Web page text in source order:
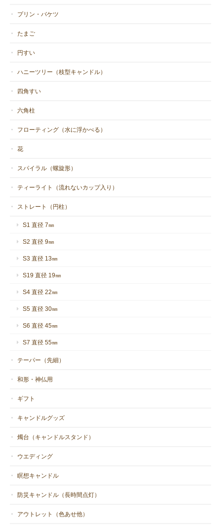
プリン・バケツ
たまご
円すい
ハニーツリー（枝型キャンドル）
四角すい
六角柱
フローティング（水に浮かべる）
花
スパイラル（螺旋形）
ティーライト（流れないカップ入り）
ストレート（円柱）
S1 直径 7㎜
S2 直径 9㎜
S3 直径 13㎜
S19 直径 19㎜
S4 直径 22㎜
S5 直径 30㎜
S6 直径 45㎜
S7 直径 55㎜
テーパー（先細）
和形・神仏用
ギフト
キャンドルグッズ
燭台（キャンドルスタンド）
ウエディング
瞑想キャンドル
防災キャンドル（長時間点灯）
アウトレット（色あせ他）